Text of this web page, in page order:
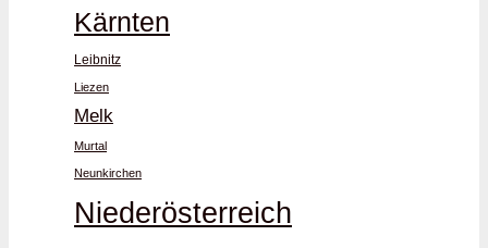
Kärnten
Leibnitz
Liezen
Melk
Murtal
Neunkirchen
Niederösterreich